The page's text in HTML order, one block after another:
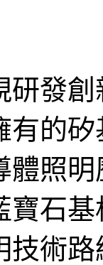
研發
有的
體照
寶石
技術